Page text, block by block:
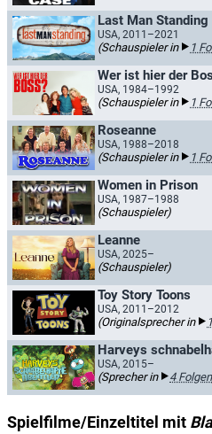
Last Man Standing
USA, 2011–2021
(Schauspieler in 1
Wer ist hier der
USA, 1984–1992
(Schauspieler in 1
Roseanne
USA, 1988–2018
(Schauspieler in 1
Women in Prison
USA, 1987–1988
(Schauspieler)
Leanne
USA, 2025–
(Schauspieler)
Toy Story Toons
USA, 2011–2012
(Originalsprecher in
Harveys
USA, 2015–
(Sprecher in 4 Folgen
Spielfilme/Einzeltitel mit